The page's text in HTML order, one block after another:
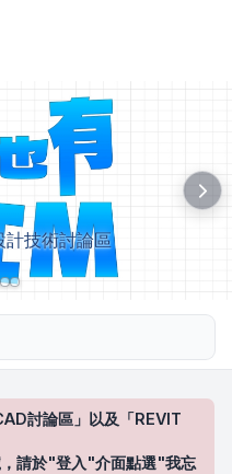
技術討論區
討論區」以及「REVIT
請於"登入"介面點選"我忘